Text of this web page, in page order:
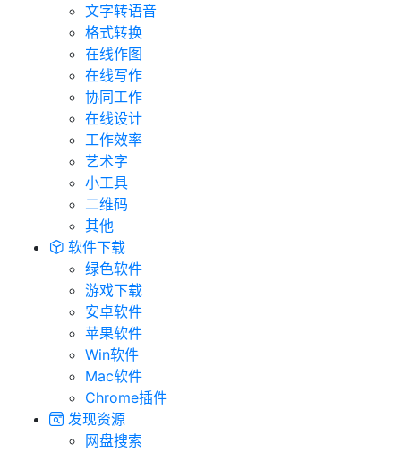
文字转语音
格式转换
在线作图
在线写作
协同工作
在线设计
工作效率
艺术字
小工具
二维码
其他
软件下载
绿色软件
游戏下载
安卓软件
苹果软件
Win软件
Mac软件
Chrome插件
发现资源
网盘搜索